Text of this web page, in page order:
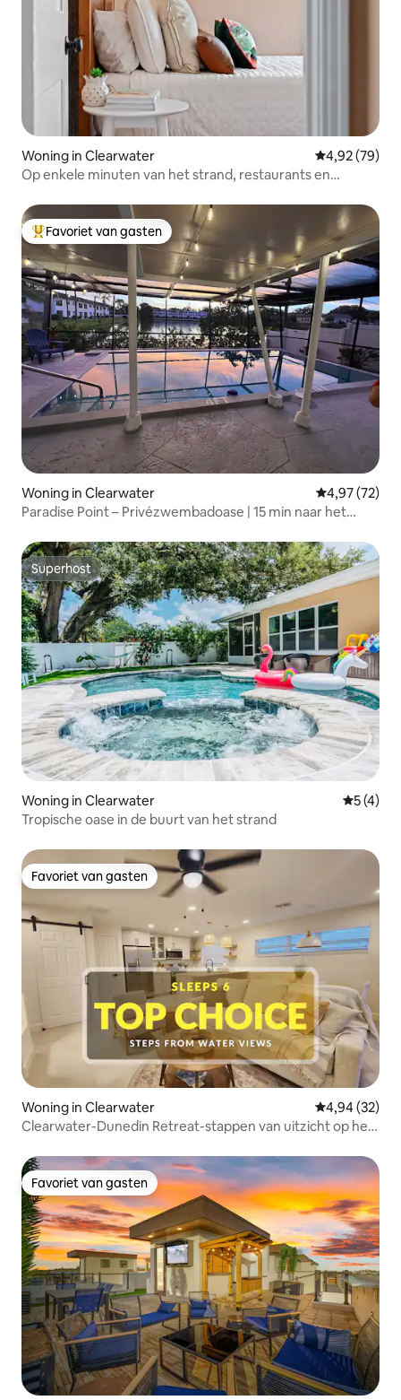
Woning in Clearwater Gemiddelde
4,92 (79)
Op enkele minuten van het strand, restaurants en
Topfavoriet van gasten
Favoriet van gasten
Woning in Clearwater Gemiddelde
4,97 (72)
Paradise Point – Privézwembadoase | 15 min naar het
Superhost
Superhost
Woning in Clearwater
5 (4)
Tropische oase in de buurt van het strand
Favoriet van gasten
Favoriet van gasten
Woning in Clearwater Gemiddelde
4,94 (32)
Clearwater-Dunedin Retreat-stappen van uitzicht op het
Favoriet van gasten
Favoriet van gasten